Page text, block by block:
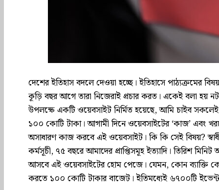
দেশের ইতিহাস বদলে দেওয়া হচ্ছে। ইতিহাসে
কূড়ি বছর আগে তারা নিজেরাই প্রচার করত। একেই বলা হয় নট
উপলক্ষে একটি ওয়েবসাইট নির্মিত হয়েছে, আমি চাইব
১০০ কোটি টাকা। আগামী দিনে ওয়েবসাইটের ‘কাজ’ এবং
অসাধারণ কাজ করবে এই ওয়েবসাইট। কি কি সেই বিষয়?
কর্মসূচী, ৭৫ বছরে আমাদের প্রাপ্তিসমূহ ইত্যাদি। তিরিশ
আসবে এই ওয়েবসাইটের হোম পেজে। যেমন, কোন ব্যাক্তি
করতে ১০০ কোটি টাকার বাজেট। ইতিমধ্যেই ৬৭০০টি